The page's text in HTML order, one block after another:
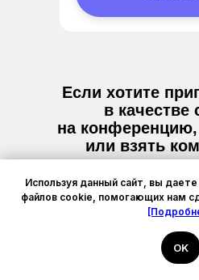
Если хотите
в качестве
на
или взять
для статьи
Используя данный сайт, вы даете
файлов cookie, помогающих нам
OK